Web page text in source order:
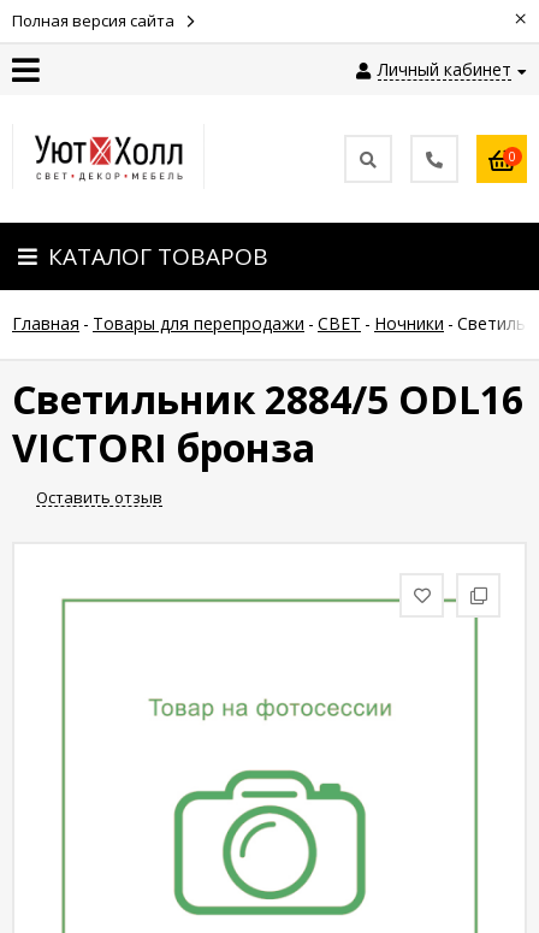
Полная версия сайта ×
Личный кабинет
Оплата
Доставка
Гарантия
возврат
Новости
конфиденциальности
0
КАТАЛОГ ТОВАРОВ
Главная - Товары для перепродажи - СВЕТ - Ночники -
Светильник 2884/5 ODL16
VICTORI бронза
Оставить отзыв